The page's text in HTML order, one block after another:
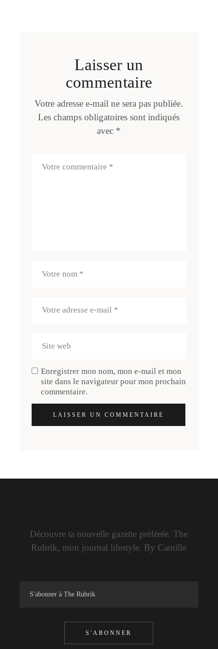
Laisser un
commentaire
Votre adresse e-mail ne sera pas publiée.
Les champs obligatoires sont indiqués
avec *
Enregistrer mon nom, mon e-mail et mon
site dans le navigateur pour mon prochain
commentaire.
LAISSER UN COMMENTAIRE
Découvre ta nouvelle gazette préférée. The
Rubrik, mon journal lifestyle. By Camille
S'ABONNER